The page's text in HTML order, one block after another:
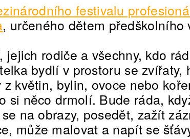
festivalu
, určeného dětem předškolního
rodiče a všechny, kdo
bydlí v prostoru se zvířaty,
květin, bylin, ovoce nebo
si něco drmolí. Bude ráda,
na obrazy, posedět, zažít
může malovat a napít se